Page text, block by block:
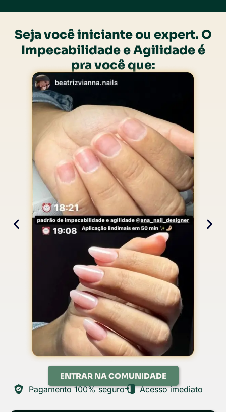
Seja você iniciante ou expert. O
Impecabilidade e Agilidade é
pra você que:
ENTRAR NA COMUNIDADE
Pagamento 100% seguro Acesso imediato